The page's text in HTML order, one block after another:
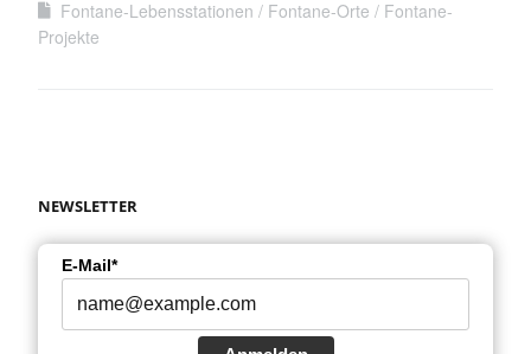
Fontane-Lebensstationen Fontane-Orte
Fontane-
Projekte
NEWSLETTER
E-Mail*